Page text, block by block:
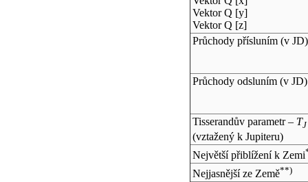
Vektor Q [y]
Vektor Q [z]
Průchody přísluním (v JD)
Průchody odsluním (v JD)
Tisserandův parametr – TJ
(vztažený k Jupiteru)
Největší přiblížení k Zemi
Nejjasnější ze Země**)